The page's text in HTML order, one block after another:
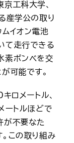
工科大学、
産学公の取り
イオン電池
て走行できる
素ボンベを交
可能です。
ロメートル、
ートルほどで
が不要なた
この取り組み